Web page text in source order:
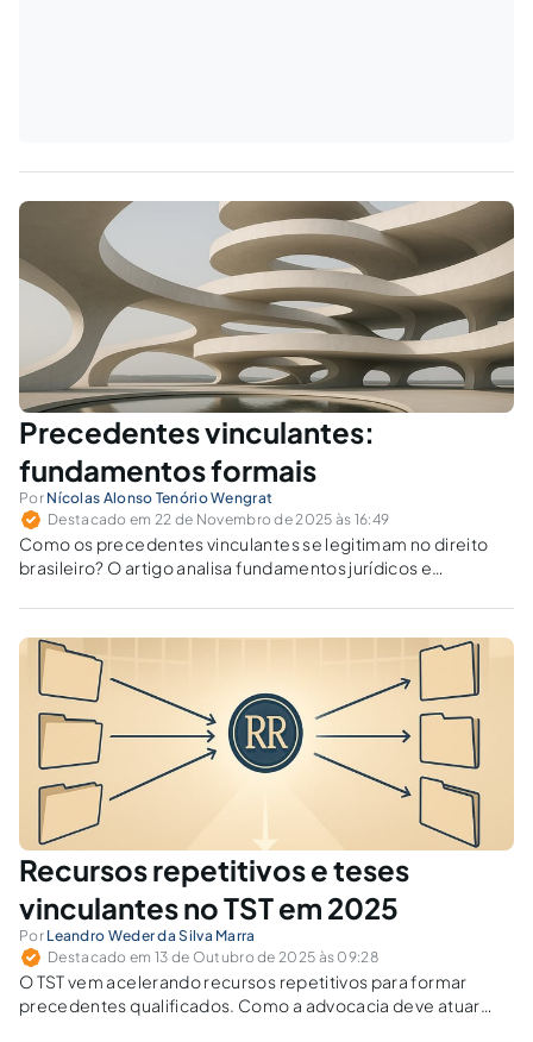
Precedentes vinculantes:
fundamentos formais
Por Nícolas Alonso Tenório Wengrat
Destacado em 22 de Novembro de 2025 às 16:49
Como os precedentes vinculantes se legitimam no direito
brasileiro? O artigo analisa fundamentos jurídicos e
como bases formais de vinculação.
Recursos repetitivos e teses
vinculantes no TST em 2025
Por Leandro Weder da Silva Marra
Destacado em 13 de Outubro de 2025 às 09:28
O TST vem acelerando recursos repetitivos para formar
precedentes qualificados. Como a advocacia deve atuar